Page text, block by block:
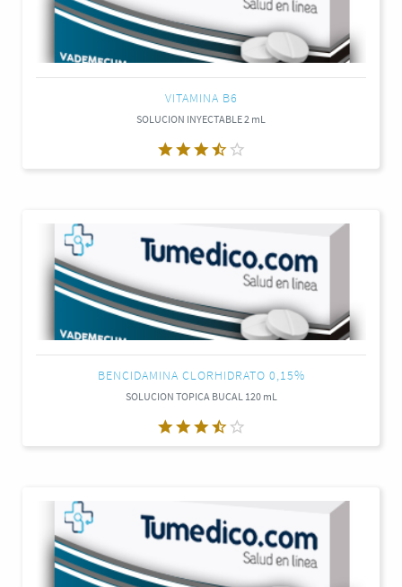
VITAMINA B6
SOLUCION INYECTABLE 2 mL
BENCIDAMINA CLORHIDRATO 0,15%
SOLUCION TOPICA BUCAL 120 mL